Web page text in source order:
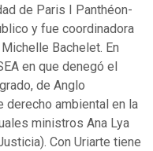
de Paris I Panthéon-
y fue coordinadora
Bachelet. En
en que denegó el
de Anglo
derecho ambiental en la
ministros Ana Lya
Con Uriarte tiene